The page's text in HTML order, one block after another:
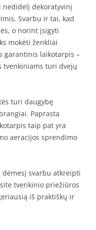
nedidelį dekoratyvinį
Svarbu ir tai, kad
o norint įsigyti
mokėti ženkliai
garantinis laikotarpis –
tvenkiniams turi dvejų
turi daugybę
Paprasta
taip pat yra
aeracijos sprendimo
dėmesį svarbu atkreipti
tvenkinio priežiūros
iš praktiškų ir